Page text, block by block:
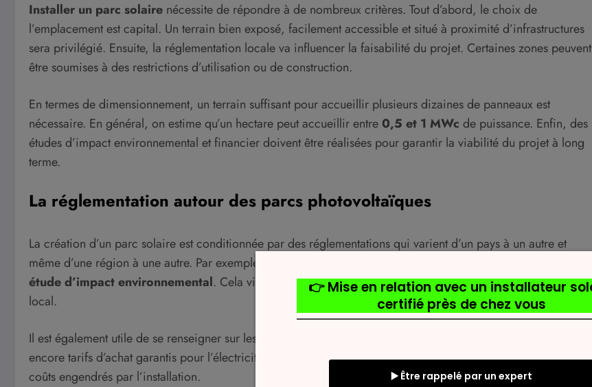
Installer un parc solaire nécessite de répondre à de nombreux critères. Tout d’abord, le choix de
l’emplacement est capital. Un terrain bien exposé, facilement accessible et situé à proximité d’infrastructures
sera privilégié. Ensuite, la réglementation locale va influencer la faisabilité du projet. Certaines zones peuvent
être soumises à des restrictions d’utilisation ou de construction.
En termes de dimensionnement, un terrain suffisant pour accueillir plusieurs dizaines de panneaux est
nécessaire. En général, on estime qu’un hectare peut accueillir entre 0,5 et 1 MWc de puissance. Enfin, des
études d’impact environnemental et financier doivent être réalisées pour garantir la viabilité du projet à long
terme.
La réglementation autour des parcs photovoltaïques
La création d’un parc solaire est conditionnée par des réglementations qui varient d’un pays à un autre et
même d’une région à une autre. Par exemple, en France, un projet d’une certaine taille doit être soumis à une
étude d’impact environnemental. Cela vise à définir les effets potentiels de l’installation sur l’écosystème
local.
Il est également utile de se renseigner sur les aides financières disponibles : subventions, crédits d’impôt ou
encore tarifs d’achat garantis pour l’électricité produite. Ces éléments peuvent influencer grandement les
coûts engendrés par l’installation.